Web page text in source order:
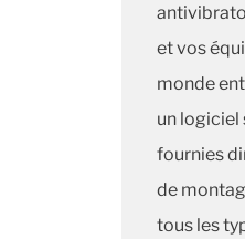
et vos
monde
un logiciel
fournies
de
tous les